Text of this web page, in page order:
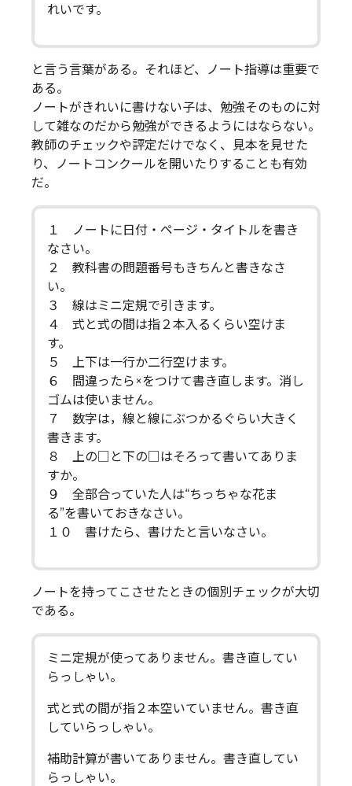
れいです。
と言う言葉がある。それほど、ノート指導は重要で
ある。
ノートがきれいに書けない子は、勉強そのものに対
して雑なのだから勉強ができるようにはならない。
教師のチェックや評定だけでなく、見本を見せた
り、ノートコンクールを開いたりすることも有効
だ。
１ ノートに日付・ページ・タイトルを書き
なさい。
２ 教科書の問題番号もきちんと書きなさ
い。
３ 線はミニ定規で引きます。
４ 式と式の間は指２本入るくらい空けま
す。
５ 上下は一行か二行空けます。
６ 間違ったら×をつけて書き直します。消し
ゴムは使いません。
７ 数字は，線と線にぶつかるぐらい大きく
書きます。
８ 上の□と下の□はそろって書いてありま
すか。
９ 全部合っていた人は“ちっちゃな花ま
る”を書いておきなさい。
１０ 書けたら、書けたと言いなさい。
ノートを持ってこさせたときの個別チェックが大切
である。
ミニ定規が使ってありません。書き直してい
らっしゃい。
式と式の間が指２本空いていません。書き直
していらっしゃい。
補助計算が書いてありません。書き直してい
らっしゃい。